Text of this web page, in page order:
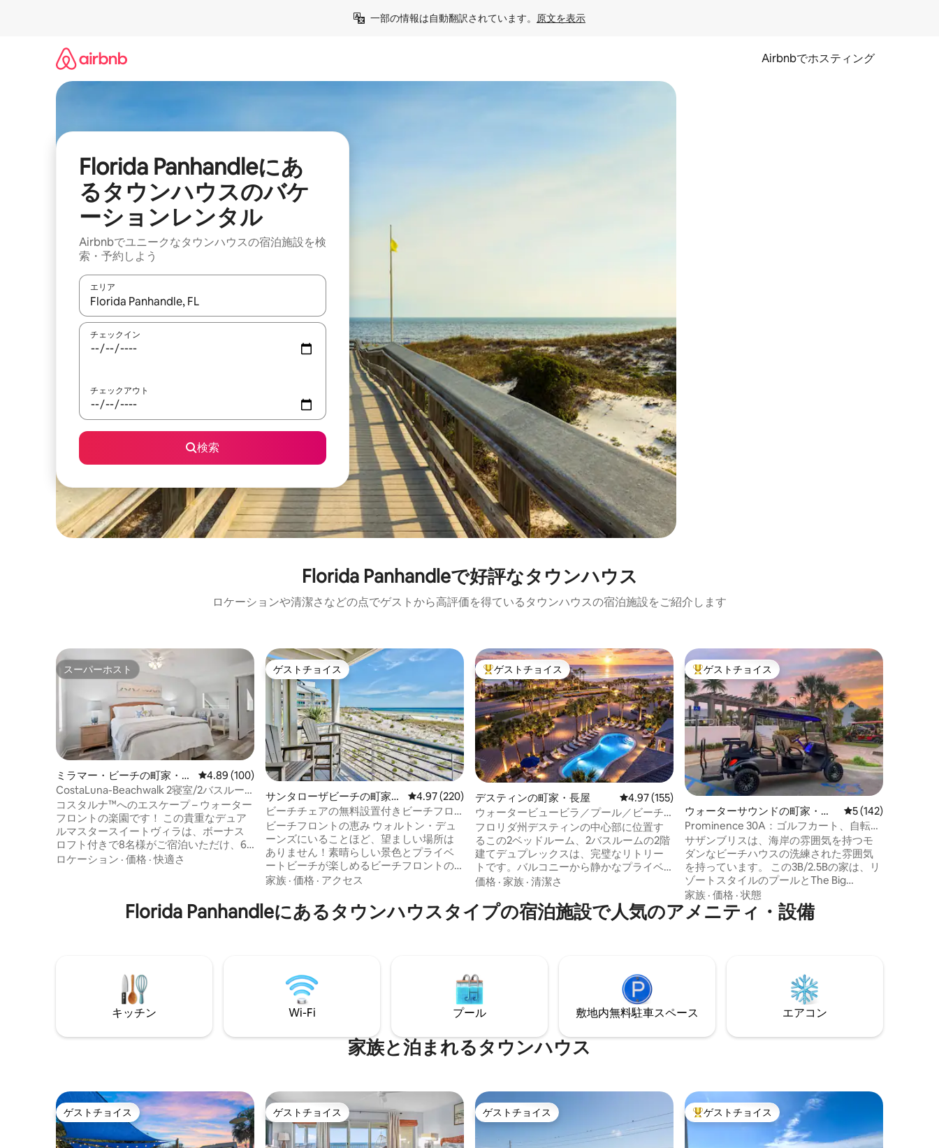
一部の情報は自動翻訳されています。 原文を表示
Airbnbでホスティング
Florida Panhandleにあ
るタウンハウスのバケ
ーションレンタル
Airbnbでユニークなタウンハウスの宿泊施設を検
索・予約しよう
エリア
検索結果が表示されたら、上下の矢印キーを使って移動するか、画面をタッチまたはスワイプして検索結果を確認することができます。
チェックイン
チェックアウト
検索
Florida Panhandleで好評なタウンハウス
ロケーションや清潔さなどの点でゲストから高評価を得ているタウンハウスの宿泊施設をご紹介します
スーパーホスト
スーパーホスト
ミラマー・ビーチの町家・長
屋
レビュー100件、5つ星中4.89つ星の平均評価
4.89 (100)
CostaLuna-Beachwalk 2寝室/2バスルー
ム/ロフト - ビーチまで車で！
コスタルナ™へのエスケープ – ウォーター
フロントの楽園です！ この貴重なデュア
ルマスタースイートヴィラは、ボーナス
ロフト付きで8名様がご宿泊いただけ、6
席のクラブカーゴルフカートが含まれて
ビーチまでゴルフカートですぐ、または
お楽しみください。 サンデスティン®の完
璧な休暇を今すぐ予約しましょう！ 🌴✨
ロケーション · 価格 ·快適さ
ゲストチョイス
ゲストチョイス
サンタローザビーチの町家・
長屋
レビュー220件、5つ星中4.97つ星の平均評価
4.97 (220)
ビーチチェアの無料設置付きビーチフロ
ントのタウンハウス
ビーチフロントの恵み ウォルトン・デュ
ーンズにいることほど、望ましい場所は
ありません！素晴らしい景色とプライベ
ートビーチが楽しめるビーチフロントの
タウンハウスをお探しなら、ウォルト
ユニット以上の場所はありません。
Beachfront Blessingは、ディア・レイク
を施した外観の改修を完了しました。こ
ちらの宿泊施設は、有名なデザイナー、
Ashley Gilbreath氏によって全面改装され
ました。
家族 · 価格 · アクセス
大好評のゲストチョイスです。
ゲストチョイス
デスティンの町家・長屋 レビュー155件、5つ星中4.97つ星の平均評価
4.97 (155)
ウォータービュービラ／プール／ビーチ
まで3分／キングサイズベッド2台
フロリダ州デスティンの中心部に位置す
るこの2ベッドルーム、2バスルームの2階
建てデュプレックスは、完璧なリトリー
トです。バルコニーから静かなプライベ
ートレイクビューを眺めながら目を覚ま
る白い砂浜にすぐそばにある便利な立地
をお楽しみください。各寝室には豪華な
ろいだり、プライベートパティオで静か
な夜を楽しんだりしましょう。海辺の魅
力と現代的な快適さを兼ね備えたこのヴ
ィラで、忘れられない休暇をお過ごしく
価格 · 家族 · 清潔さ
大好評のゲストチョイスです。
ゲストチョイス
ウォーターサウンドの町家・長
屋
レビュー142件、5
5 (142)
Prominence 30A：ゴルフカート、自転
車、プール
サザンブリスは、海岸の雰囲気を持つモ
ダンなビーチハウスの洗練された雰囲気
を持っています。 この3B/2.5Bの家は、リ
ゾートスタイルのプールとThe Big
Chill（別名The Hub）まで徒歩ですぐで、
レストラン、ショップ、ショー、ムービ
ーナイト、コンサートを楽しむことがで
ションのニーズを満たすことを保証しま
インテリア、快適なベッド、ビーチ用
具、洗濯機/乾燥機をお楽しみください！
家族 · 価格 · 状態
Florida Panhandleにあるタウンハウスタイプの宿泊施設で人気のアメニティ・設備
キッチン Wi-Fi プール 敷地内無料駐⁠車ス⁠ペ⁠ー⁠ス エアコン
家族と泊まれるタウンハウス
ゲストチョイス
ゲストチョイス ゲストチョイス
ゲストチョイス ゲストチョイス
ゲストチョイス 大好評のゲストチョイスです。
ゲストチョイス